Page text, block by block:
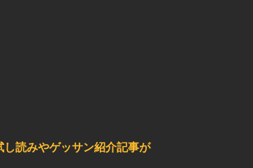
し読みやゲッサン紹介記事が